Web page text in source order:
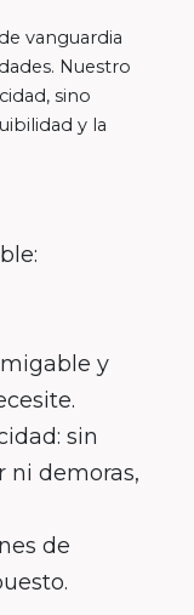
vanguardia
Nuestro
sino
y la
y
sin
ni demoras,
de